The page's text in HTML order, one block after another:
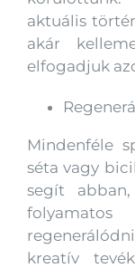
aktuális
akár
elfogadjuk
Mindenféle
séta vagy
segít
kreatív